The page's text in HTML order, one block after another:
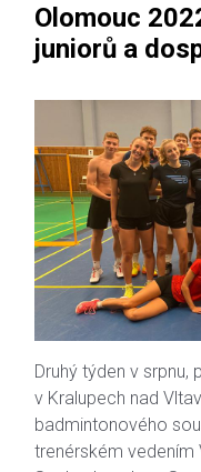
Olomouc
juniorů a
Druhý týden v
v Kralupech nad
badmintonového
trenérském vedením